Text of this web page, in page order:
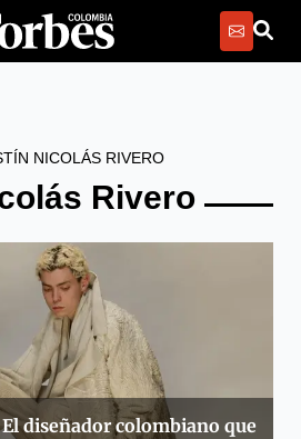
NICOLÁS RIVERO
Rivero
diseñador colombiano que